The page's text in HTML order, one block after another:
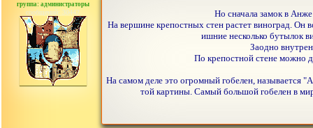
группа: администраторы
сообщений: 30442
Но сначала замок в
На вершине крепостных стен растет виноград. Он
ишние несколько бутылок
Заодно
По крепостной стене можно
На самом деле это огромный гобелен, называется
той картины. Самый большой гобелен в